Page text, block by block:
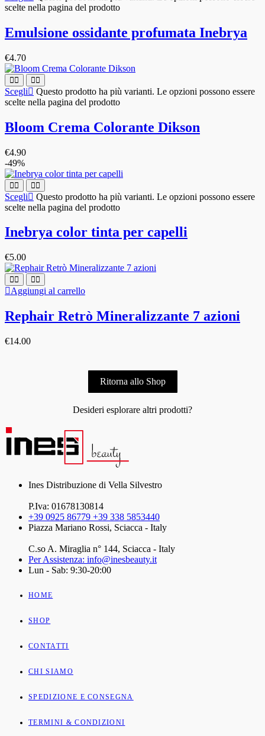
scelte nella pagina del prodotto
Emulsione ossidante profumata Inebrya
€4.70
Scegli
Questo prodotto ha più varianti. Le opzioni possono essere
scelte nella pagina del prodotto
Bloom Crema Colorante Dikson
€4.90
-49%
Scegli
Questo prodotto ha più varianti. Le opzioni possono essere
scelte nella pagina del prodotto
Inebrya color tinta per capelli
€5.00
Aggiungi al carrello
Rephair Retrò Mineralizzante 7 azioni
€14.00
Ritorna allo Shop
Desideri esplorare altri prodotti?
Ines Distribuzione di Vella Silvestro
P.Iva: 01678130814
+39 0925 86779 +39 338 5853440
Piazza Mariano Rossi, Sciacca - Italy
C.so A. Miraglia n° 144, Sciacca - Italy
Per Assistenza: info@inesbeauty.it
Lun - Sab: 9:30-20:00
HOME
SHOP
CONTATTI
CHI SIAMO
SPEDIZIONE E CONSEGNA
TERMINI & CONDIZIONI